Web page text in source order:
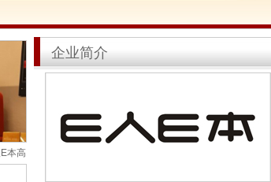
本高
企业简介